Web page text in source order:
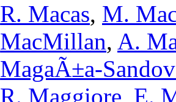
R. Macas, M.
MacMillan, A.
MagaÃ±a-
R. Maggiore E.